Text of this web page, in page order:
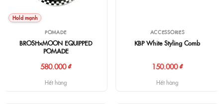
Hold mạnh
POMADE
BROSH×MOON EQUIPPED
POMADE
580.000 ₫
Hết hàng
ACCESSORIES
KBP White Styling Comb
150.000 ₫
Hết hàng